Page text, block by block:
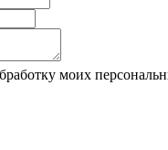
моих